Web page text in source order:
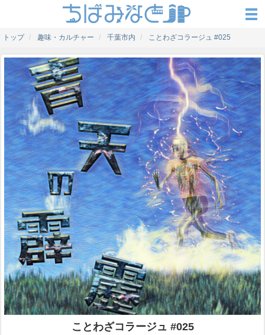
トップ 趣味・カルチャー 千葉市内 ことわざコラージュ #025
ことわざコラージュ #025